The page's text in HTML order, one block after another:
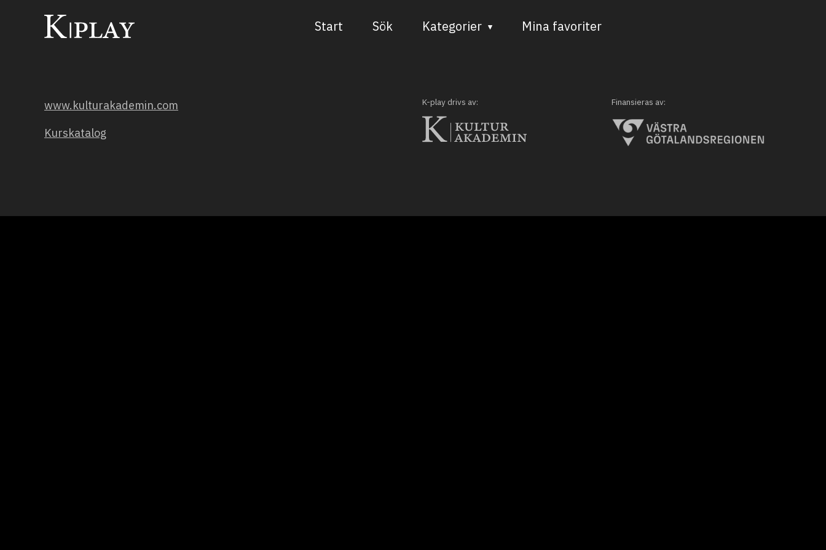
Start Sök Kategorier
Dans
Musik
Mina favoriter
www.kulturakademin.com
Kurskatalog
K-play drivs av: Finansieras av: